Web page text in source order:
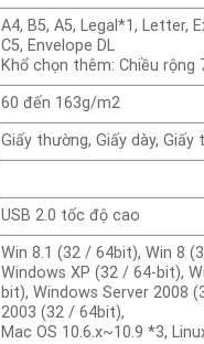
A4, B5, A5, Legal*1, Letter,
C5, Envelope DL
Khổ chọn thêm: Chiều rộng
60 đến 163g/m2
Giấy thường, Giấy dày,
USB 2.0 tốc độ cao
Win 8.1 (32 / 64bit), Win 8
Windows XP (32 / 64-bit),
bit), Windows Server 2008
2003 (32 / 64bit),
Mac OS 10.6.x~10.9 *3,